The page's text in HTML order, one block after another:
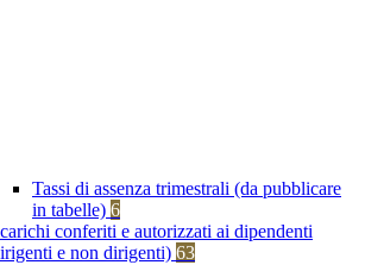
Tassi di assenza trimestrali (da pubblicare
in tabelle) 6
conferiti e autorizzati ai dipendenti
e non dirigenti) 63